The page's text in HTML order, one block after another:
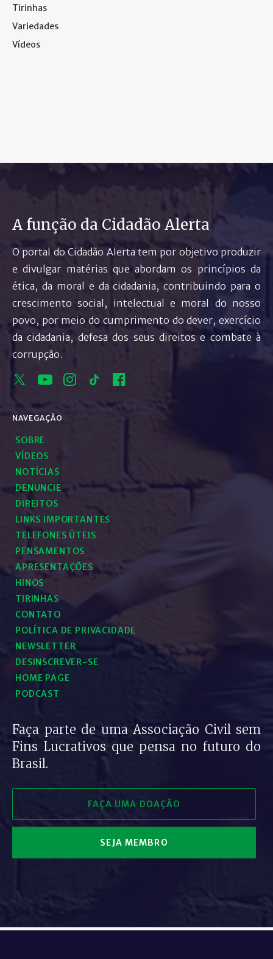
Tirinhas
Variedades
Vídeos
A função da Cidadão Alerta
O portal do Cidadão Alerta tem por objetivo produzir
e divulgar matérias que abordam os princípios da
ética, da moral e da cidadania, contribuindo para o
crescimento social, intelectual e moral do nosso
povo, por meio do cumprimento do dever, exercício
da cidadania, defesa dos seus direitos e combate à
corrupção.
NAVEGAÇÃO
SOBRE
VÍDEOS
NOTÍCIAS
DENUNCIE
DIREITOS
LINKS IMPORTANTES
TELEFONES ÚTEIS
PENSAMENTOS
APRESENTAÇÕES
HINOS
TIRINHAS
CONTATO
POLÍTICA DE PRIVACIDADE
NEWSLETTER
DESINSCREVER-SE
HOME PAGE
PODCAST
Faça parte de uma Associação Civil sem
Fins Lucrativos que pensa no futuro do
Brasil.
FAÇA UMA DOAÇÃO
SEJA MEMBRO